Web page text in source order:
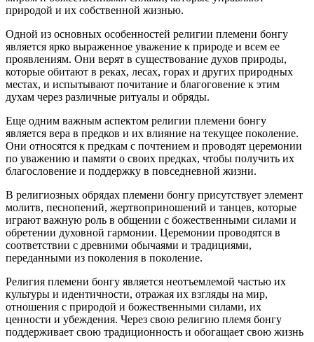
природой и их собственной жизнью.
Одной из основных особенностей религии племени бонгу
является ярко выраженное уважение к природе и всем ее
проявлениям. Они верят в существование духов природы,
которые обитают в реках, лесах, горах и других природных
местах, и испытывают почитание и благоговение к этим
духам через различные ритуалы и обряды.
Еще одним важным аспектом религии племени бонгу
является вера в предков и их влияние на текущее поколение.
Они относятся к предкам с почтением и проводят церемонии
по уважению и памяти о своих предках, чтобы получить их
благословение и поддержку в повседневной жизни.
В религиозных обрядах племени бонгу присутствует элемент
молитв, песнопений, жертвоприношений и танцев, которые
играют важную роль в общении с божественными силами и
обретении духовной гармонии. Церемонии проводятся в
соответствии с древними обычаями и традициями,
переданными из поколения в поколение.
Религия племени бонгу является неотъемлемой частью их
культуры и идентичности, отражая их взгляды на мир,
отношения с природой и божественными силами, их
ценности и убеждения. Через свою религию племя бонгу
поддерживает свою традиционность и обогащает свою жизнь